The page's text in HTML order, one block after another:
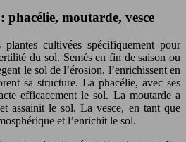
phacélie, moutarde, vesce
cultivées spécifiquement pour
du sol. Semés en fin de saison ou
le sol de l’érosion, l’enrichissent en
sa structure. La phacélie, avec ses
efficacement le sol. La moutarde a
assainit le sol. La vesce, en tant que
et l’enrichit le sol.